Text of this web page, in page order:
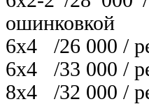
ошинковкой
6х4 /26 000 /
6х4 /33 000 /
8х4 /32 000 /